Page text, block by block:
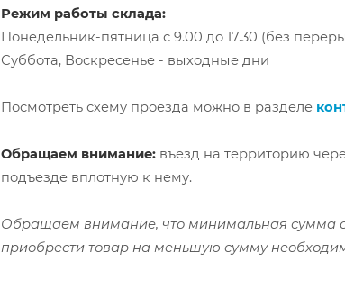
Режим работы склада:
Понедельник-пятница с 9.00 до 17.30 (без
Суббота, Воскресенье - выходные дни
Посмотреть схему проезда можно в разделе
Обращаем внимание: въезд на территорию
подъезде вплотную к нему.
Обращаем внимание, что минимальная сумма
приобрести товар на меньшую сумму